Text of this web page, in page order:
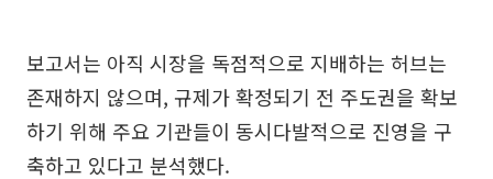
보고서는 아직 시장을 독점적으로 지배하는 허브는
존재하지 않으며, 규제가 확정되기 전 주도권을 확보
하기 위해 주요 기관들이 동시다발적으로 진영을 구
축하고 있다고 분석했다.